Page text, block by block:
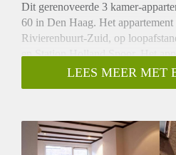
Dit gerenoveerde 3 kamer-
60 in Den Haag. Het appartement
Rivierenbuurt-Zuid, op
en Station Holland Spoor. Het
lichtinval en beschikt over een
Afgelopen weken is de gehele
apparatuur.
Als je interesse hebt in deze
LEES MEER MET